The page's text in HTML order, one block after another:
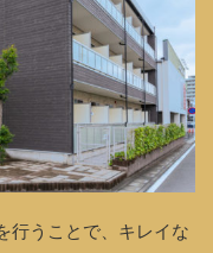
行うことで、キレイな